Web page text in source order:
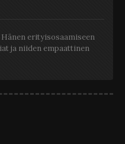
erityisosaamiseen
ja niiden empaattinen